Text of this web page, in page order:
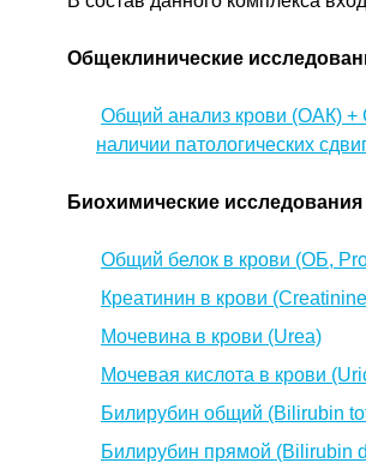
Общеклинические
Общий анализ крови (ОАК) +
наличии патологических
Биохимические исследования
Общий белок в крови (ОБ,
Креатинин в крови
Мочевина в крови (Urea)
Мочевая кислота в крови
Билирубин общий (Bilirubin
Билирубин прямой (Bilirubin